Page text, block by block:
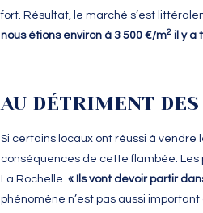
fort. Résultat, le marché s’est
nous étions environ à 3 500 €/m2 il y a
AU DÉTRIMENT DES
Si certains locaux ont réussi à vendre
conséquences de cette flambée.
La Rochelle. « Ils vont devoir partir
phénomène n’est pas aussi important